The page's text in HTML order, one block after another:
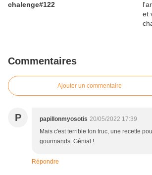
chalenge#122
Commentaires
Ajouter un commentaire
P papillonmyosotis 20/05/2022 17:39
Mais c'est terrible ton truc, une recette
gourmands. Génial !
Répondre